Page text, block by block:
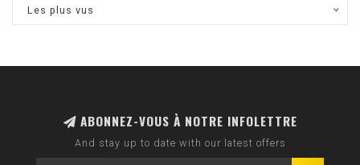
Les plus vus
ABONNEZ-VOUS À NOTRE INFOLETTRE
And stay up to date with our latest offers